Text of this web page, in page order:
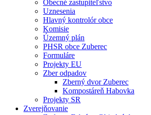
Obecné zastupiteľstvo
Uznesenia
Hlavný kontrolór obce
Komisie
Územný plán
PHSR obce Zuberec
Formuláre
Projekty EU
Zber odpadov
Zberný dvor Zuberec
Kompostáreň Habovka
Projekty SR
Zverejňovanie